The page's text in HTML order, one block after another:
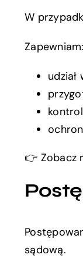
W
Zapewniam:
👉 Zobacz
sądową.